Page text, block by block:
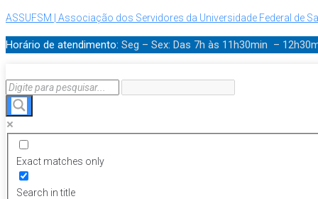
ASSUFSM | Associação dos Servidores da Universidade Federal de
Horário de atendimento: Seg – Sex: Das 7h às 11h30min –
Exact matches only
Search in title